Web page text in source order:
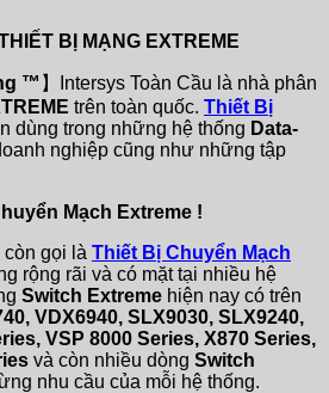
BỊ MẠNG EXTREME
™ 】Intersys Toàn Cầu là nhà phân
trên toàn quốc. Thiết Bị
dùng trong những hệ thống Data-
nghiệp cũng như những tập
Mạch Extreme !
còn gọi là Thiết Bị Chuyển Mạch
rộng rãi và có mặt tại nhiều hệ
Switch Extreme hiện nay có trên
VDX6940, SLX9030, SLX9240,
VSP 8000 Series, X870 Series,
và còn nhiều dòng Switch
nhu cầu của mỗi hệ thống.